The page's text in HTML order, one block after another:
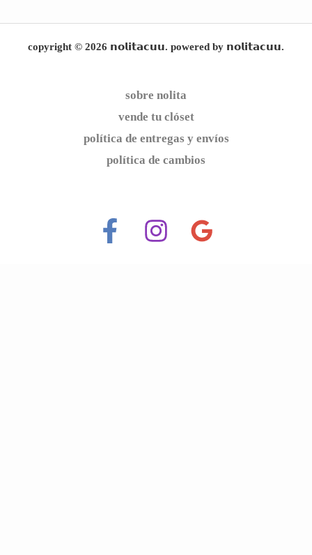
copyright © 2026 𝗻𝗼𝗹𝗶𝘁𝗮𝗰𝘂𝘂. powered by 𝗻𝗼𝗹𝗶𝘁𝗮𝗰𝘂𝘂.
sobre nolita
vende tu clóset
política de entregas y envíos
política de cambios